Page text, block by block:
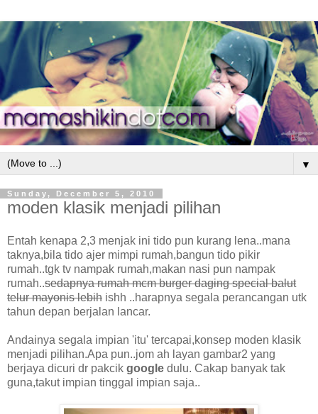
▼
Sunday, December 5, 2010
moden klasik menjadi pilihan
Entah kenapa 2,3 menjak ini tido pun kurang lena..mana
taknya,bila tido ajer mimpi rumah,bangun tido pikir
rumah..tgk tv nampak rumah,makan nasi pun nampak
rumah..sedapnya rumah mcm burger daging special balut
telur mayonis lebih ishh ..harapnya segala perancangan utk
tahun depan berjalan lancar.
Andainya segala impian 'itu' tercapai,konsep moden klasik
menjadi pilihan.Apa pun..jom ah layan gambar2 yang
berjaya dicuri dr pakcik google dulu. Cakap banyak tak
guna,takut impian tinggal impian saja..